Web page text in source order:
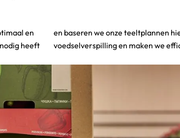
en
heeft
we
voedselverspilling en maken we